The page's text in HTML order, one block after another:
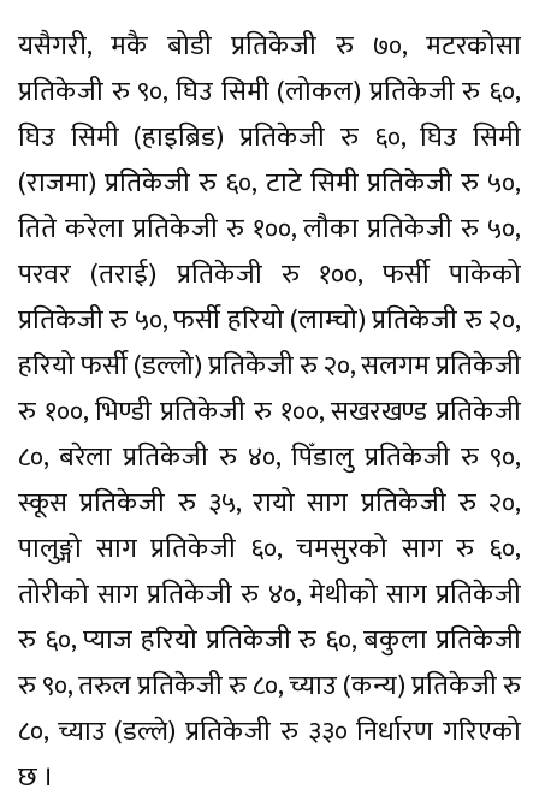
यसैगरी, मकै बोडी प्रतिकेजी रु ७०, मटरकोसा
प्रतिकेजी रु ९०, घिउ सिमी (लोकल) प्रतिकेजी रु ६०,
घिउ सिमी (हाइब्रिड) प्रतिकेजी रु ६०, घिउ सिमी
(राजमा) प्रतिकेजी रु ६०, टाटे सिमी प्रतिकेजी रु ५०,
तिते करेला प्रतिकेजी रु १००, लौका प्रतिकेजी रु ५०,
परवर (तराई) प्रतिकेजी रु १००, फर्सी पाकेको
प्रतिकेजी रु ५०, फर्सी हरियो (लाम्चो) प्रतिकेजी रु २०,
हरियो फर्सी (डल्लो) प्रतिकेजी रु २०, सलगम प्रतिकेजी
रु १००, भिण्डी प्रतिकेजी रु १००, सखरखण्ड प्रतिकेजी
८०, बरेला प्रतिकेजी रु ४०, पिँडालु प्रतिकेजी रु ९०,
स्कूस प्रतिकेजी रु ३५, रायो साग प्रतिकेजी रु २०,
पालुङ्गो साग प्रतिकेजी ६०, चमसुरको साग रु ६०,
तोरीको साग प्रतिकेजी रु ४०, मेथीको साग प्रतिकेजी
रु ६०, प्याज हरियो प्रतिकेजी रु ६०, बकुला प्रतिकेजी
रु ९०, तरुल प्रतिकेजी रु ८०, च्याउ (कन्य) प्रतिकेजी रु
८०, च्याउ (डल्ले) प्रतिकेजी रु ३३० निर्धारण गरिएको
छ ।